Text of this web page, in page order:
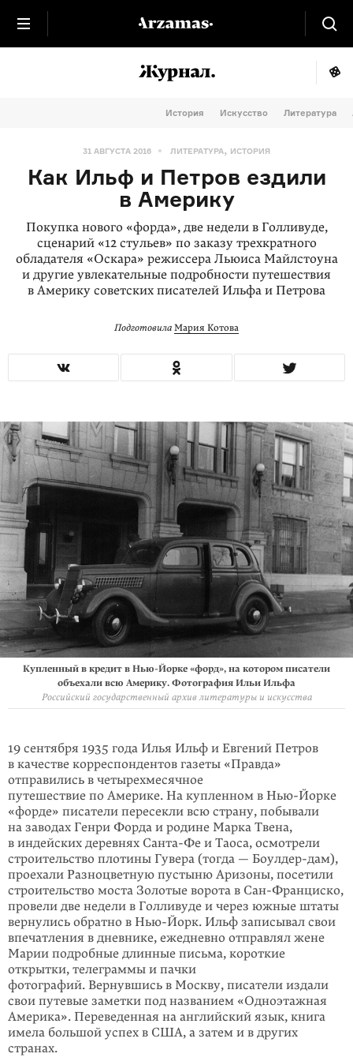
История Искусство Литература
31 АВГУСТА 2016 ЛИТЕРАТУРА, ИСТОРИЯ
Как Ильф и Петров ездили
в Америку
Покупка нового «форда», две недели в Голливуде,
сценарий «12 стульев» по заказу трехкратного
обладателя «Оскара» режиссера Льюиса Майлстоуна
и другие увлекательные подробности путешествия
в Америку советских писателей Ильфа и Петрова
Подготовила Мария Котова
Купленный в кредит в Нью-Йорке «форд», на котором писатели
объехали всю Америку. Фотография Ильи Ильфа
Российский государственный архив литературы и искусства
​19 сентября 1935 года Илья Ильф и Евгений Петров
в качестве корреспондентов газеты «Правда»
отправились в четырехмесячное
путешествие по Америке. На купленном в Нью-Йорке
«форде» писатели пересекли всю страну, побывали
на заводах Генри Форда и родине Марка Твена,
в индейских деревнях Санта-Фе и Таоса, осмотрели
строительство плотины Гувера (тогда — Боулдер-дам),
проехали Разноцветную пустыню Аризоны, посетили
строительство моста Золотые ворота в Сан-Франциско,
провели две недели в Голливуде и через юж­ные штаты
вер­ну­лись обратно в Нью-Йорк. Ильф записывал свои
впечатления в дневнике, ежедневно отправлял жене
Марии подробные длинные письма, короткие
открытки, телеграммы и пачки
фотографий. Вернувшись в Москву, писатели издали
свои путевые заметки под названием «Одноэтажная
Аме­рика». Пере­веденная на английский язык, книга
имела большой успех в США, а затем и в других
странах.